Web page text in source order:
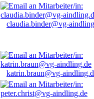
claudia.binder@vg-
katrin.braun@vg-